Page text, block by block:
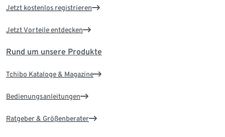
Jetzt kostenlos registrieren
Jetzt Vorteile entdecken
Rund um unsere Produkte
Tchibo Kataloge & Magazine
Bedienungsanleitungen
Ratgeber & Größenberater